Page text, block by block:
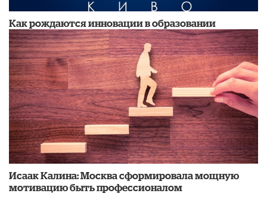
Как рождаются инновации в образовании
Исаак Калина: Москва сформировала мощную
мотивацию быть профессионалом